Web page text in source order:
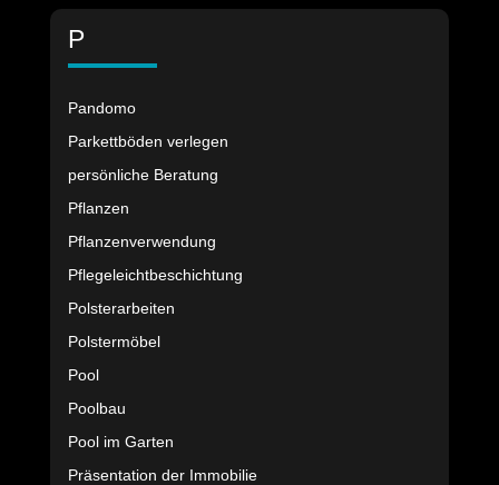
P
Pandomo
Parkettböden verlegen
persönliche Beratung
Pflanzen
Pflanzenverwendung
Pflegeleichtbeschichtung
Polsterarbeiten
Polstermöbel
Pool
Poolbau
Pool im Garten
Präsentation der Immobilie